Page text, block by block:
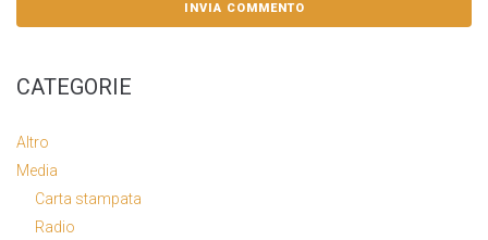
CATEGORIE
Altro
Media
Carta stampata
Radio